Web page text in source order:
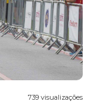
739 visualizações